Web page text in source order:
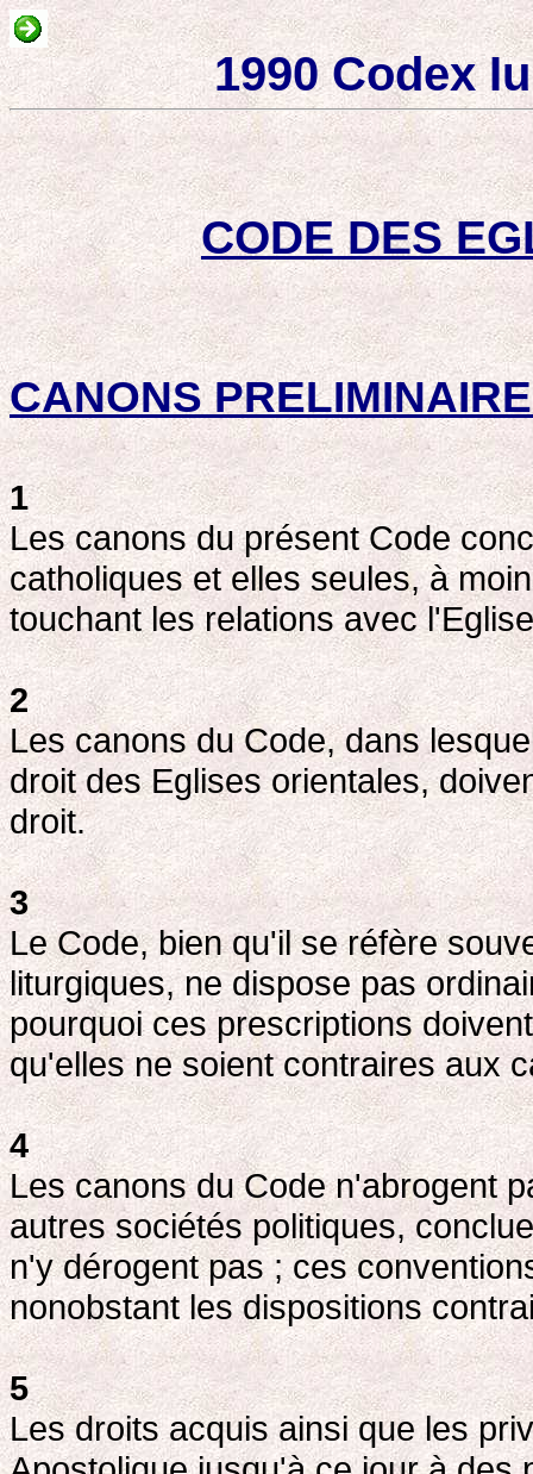
1990 Codex
CODE DES
CANONS
1
Les canons du présent Code
catholiques et elles seules, à
touchant les relations avec
2
Les canons du Code, dans
droit des Eglises orientales,
droit.
3
Le Code, bien qu'il se réfère
liturgiques, ne dispose pas
pourquoi ces prescriptions
qu'elles ne soient contraires aux
4
Les canons du Code n'abrogent
autres sociétés politiques,
n'y dérogent pas ; ces
nonobstant les dispositions
5
Les droits acquis ainsi que les